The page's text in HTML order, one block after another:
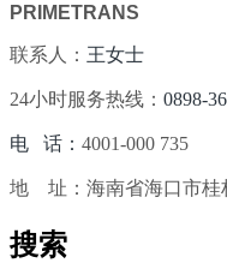
PRIMETRANS
联系人： 王女士
24小时服务热线： 0898-
电 话： 4001-000 735
地 址：海南省海口市桂
搜索